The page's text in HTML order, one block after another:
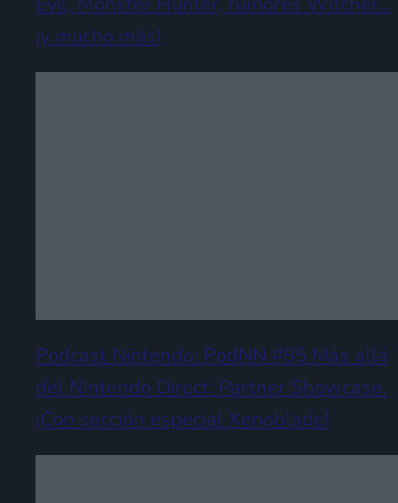
¡y mucho más!
Podcast Nintendo: PodNN #85 Más allá
del Nintendo Direct: Partner Showcase.
¡Con sección especial Xenoblade!